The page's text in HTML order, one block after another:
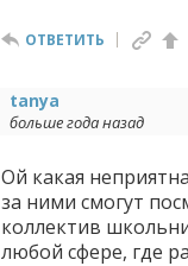
ОТВЕТИТЬ
tanya
больше года назад
Ой какая
за ними смогут
коллектив
любой сфере, где